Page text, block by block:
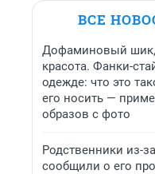
ВСЕ
Дофаминовый шик,
красота. Фанки-
одежде: что это
его носить —
образов с фото
Родственники из-
сообщили о его